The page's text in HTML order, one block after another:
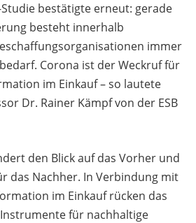
bestätigte erneut: gerade
besteht innerhalb
immer
Corona ist der Weckruf für
im Einkauf – so lautete
Dr. Rainer Kämpf von der ESB
den Blick auf das Vorher und
das Nachher. In Verbindung mit
im Einkauf rücken das
für nachhaltige